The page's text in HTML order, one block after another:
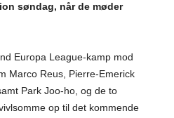
søndag, når de møder
Europa League-kamp mod
Marco Reus, Pierre-Emerick
Park Joo-ho, og de to
op til det kommende